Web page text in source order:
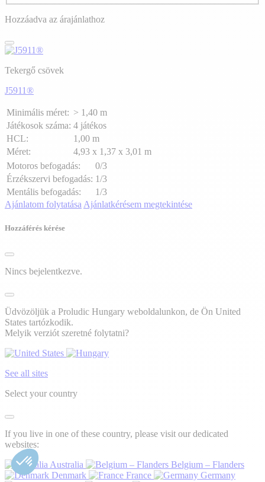
Hozzáadva az árajánlathoz
Tekergő csövek
J5911®
Minimális méret: > 1,40 m
Játékosok száma: 4 játékos
HCL:
1,00 m
Méret:
4,93 x 1,37 x 3,01 m
Motoros befogadás:
0/3
Érzékszervi befogadás: 1/3
Mentális befogadás:
1/3
Ajánlatom folytatása Ajánlatkérésem megtekintése
Hozzáférés kérése
Nincs bejelentkezve.
Üdvözöljük a Proludic Hungary weboldalunkon, de Ön United
States tartózkodik.
Melyik verziót szeretné folytatni?
See all sites
Select your country
If you live in one of these country, please visit our dedicated
websites:
Australia
Belgium – Flanders
Denmark
France
Germany